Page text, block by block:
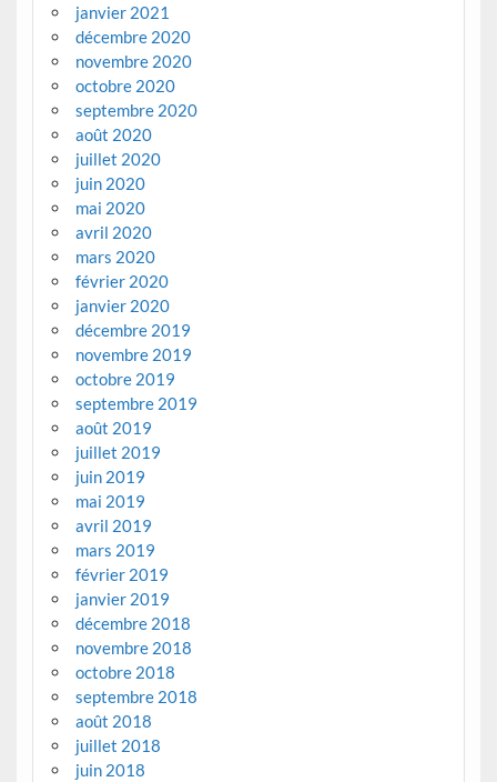
janvier 2021
décembre 2020
novembre 2020
octobre 2020
septembre 2020
août 2020
juillet 2020
juin 2020
mai 2020
avril 2020
mars 2020
février 2020
janvier 2020
décembre 2019
novembre 2019
octobre 2019
septembre 2019
août 2019
juillet 2019
juin 2019
mai 2019
avril 2019
mars 2019
février 2019
janvier 2019
décembre 2018
novembre 2018
octobre 2018
septembre 2018
août 2018
juillet 2018
juin 2018